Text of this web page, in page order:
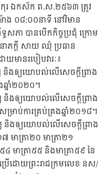
កុរ ឯកស័ក ព.ស.២៥៦៣ ត្រូវ
ោង ០៨:០០នាទី នៅវិមាន
ធសភា បានបើកកិច្ចប្រជុំ ក្រោម
ាភក្តី សាយ ឈុំ ប្រធាន
យមានរបៀបវារៈ៖
ងឲ្យយោបល់លើសេចក្តីព្រាង
ឆ្នាំ២០២០។
ងឲ្យយោបល់លើសេចក្តីព្រាង
ម្រាប់ការគ្រប់គ្រងឆ្នាំ២០១៨។
ងឲ្យយោបល់លើសេចក្តីព្រាង
មាត្រា២០ មាត្រា២១
៤ មាត្រា៥៥ និងមាត្រា៥៩ នៃ
ើដោយព្រះរាជក្រមលេខ នស/